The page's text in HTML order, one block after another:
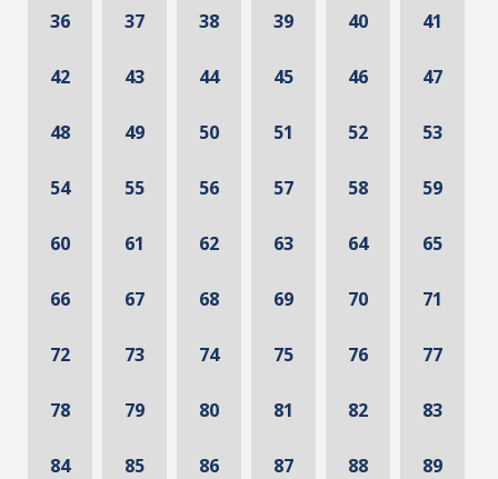
36 37 38 39 40 41
42 43 44 45 46 47
48 49 50 51 52 53
54 55 56 57 58 59
60 61 62 63 64 65
66 67 68 69 70 71
72 73 74 75 76 77
78 79 80 81 82 83
84 85 86 87 88 89